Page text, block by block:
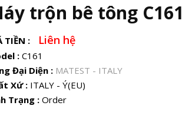
trộn bê tông C161
TIỀN : Liên hệ
:C161
Đại Diện : MATEST - ITALY
Xứ :ITALY - Ý(EU)
Trạng :Order